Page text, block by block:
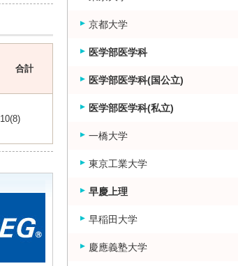
合計
10(8)
京都大学
医学部医学科
医学部医学科(国公立)
医学部医学科(私立)
一橋大学
東京工業大学
早慶上理
早稲田大学
慶應義塾大学